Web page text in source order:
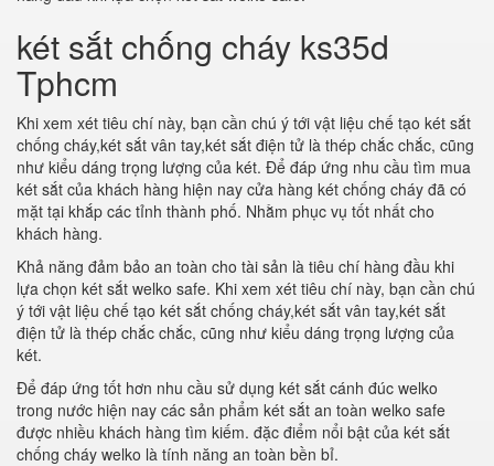
két sắt chống cháy ks35d
Tphcm
Khi xem xét tiêu chí này, bạn cần chú ý tới vật liệu chế tạo két sắt
chống cháy,két sắt vân tay,két sắt điện tử là thép chắc chắc, cũng
như kiểu dáng trọng lượng của két. Để đáp ứng nhu cầu tìm mua
két sắt của khách hàng hiện nay cửa hàng két chống cháy đã có
mặt tại khắp các tỉnh thành phố. Nhằm phục vụ tốt nhất cho
khách hàng.
Khả năng đảm bảo an toàn cho tài sản là tiêu chí hàng đầu khi
lựa chọn két sắt welko safe. Khi xem xét tiêu chí này, bạn cần chú
ý tới vật liệu chế tạo két sắt chống cháy,két sắt vân tay,két sắt
điện tử là thép chắc chắc, cũng như kiểu dáng trọng lượng của
két.
Để đáp ứng tốt hơn nhu cầu sử dụng két sắt cánh đúc welko
trong nước hiện nay các sản phẩm két sắt an toàn welko safe
được nhiều khách hàng tìm kiếm. đặc điểm nổi bật của két sắt
chống cháy welko là tính năng an toàn bền bỉ.